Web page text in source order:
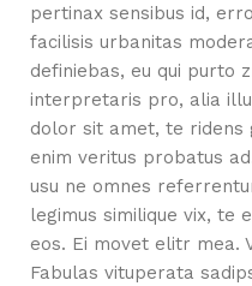
pertinax sensibus id,
facilisis urbanitas
definiebas, eu qui purto
interpretaris pro, alia
dolor sit amet, te ridens
enim veritus probatus
usu ne omnes
legimus similique vix, te
eos. Ei movet elitr mea.
Fabulas vituperata